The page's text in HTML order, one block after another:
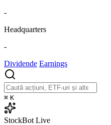
-
Headquarters
-
Dividende Earnings
⌘ K
StockBot Live